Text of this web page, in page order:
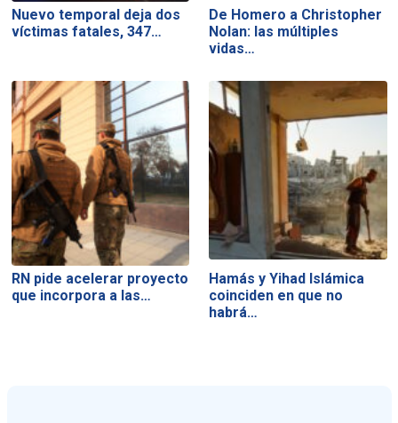
Nuevo temporal deja dos
víctimas fatales, 347…
De Homero a Christopher
Nolan: las múltiples
vidas…
RN pide acelerar proyecto
que incorpora a las…
Hamás y Yihad Islámica
coinciden en que no
habrá…